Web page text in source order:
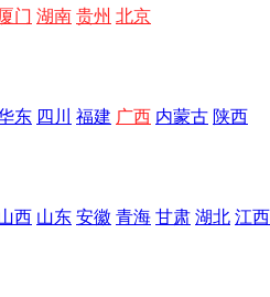
厦门 湖南 贵州 北京
东 四川 福建 广西 内蒙古 陕西
西 山东 安徽 青海 甘肃 湖北 江西